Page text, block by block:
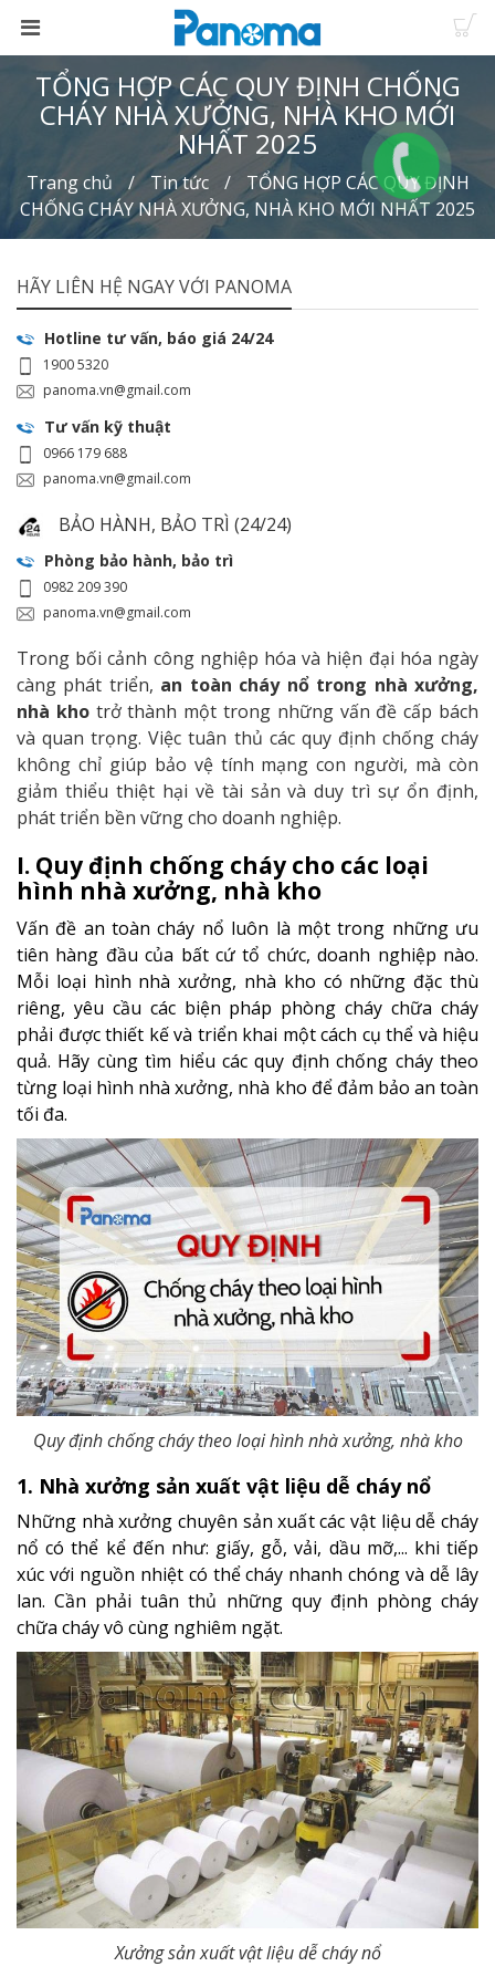
TỔNG HỢP CÁC QUY ĐỊNH CHỐNG
CHÁY NHÀ XƯỞNG, NHÀ KHO MỚI
NHẤT 2025
Trang chủ Tin tức
TỔNG HỢP CÁC QUY ĐỊNH
CHỐNG CHÁY NHÀ XƯỞNG, NHÀ KHO MỚI NHẤT 2025
HÃY LIÊN HỆ NGAY VỚI PANOMA
Hotline tư vấn, báo giá 24/24
1900 5320
panoma.vn@gmail.com
Tư vấn kỹ thuật
0966 179 688
panoma.vn@gmail.com
BẢO HÀNH, BẢO TRÌ (24/24)
Phòng bảo hành, bảo trì
0982 209 390
panoma.vn@gmail.com
Trong bối cảnh công nghiệp hóa và hiện đại hóa ngày
càng phát triển, an toàn cháy nổ trong nhà xưởng,
nhà khotrở thành một trong những vấn đề cấp bách
và quan trọng. Việc tuân thủ các quy định chống cháy
không chỉ giúp bảo vệ tính mạng con người, mà còn
giảm thiểu thiệt hại về tài sản và duy trì sự ổn định,
phát triển bền vững cho doanh nghiệp.
I. Quy định chống cháy cho các loại
hình nhà xưởng, nhà kho
Vấn đề an toàn cháy nổ luôn là một trong những ưu
tiên hàng đầu của bất cứ tổ chức, doanh nghiệp nào.
Mỗi loại hình nhà xưởng, nhà kho có những đặc thù
riêng, yêu cầu các biện pháp phòng cháy chữa cháy
phải được thiết kế và triển khai một cách cụ thể và hiệu
quả. Hãy cùng tìm hiểu các quy định chống cháy theo
từng loại hình nhà xưởng, nhà kho để đảm bảo an toàn
tối đa.
Quy định chống cháy theo loại hình nhà xưởng, nhà kho
1. Nhà xưởng sản xuất vật liệu dễ cháy nổ
Những nhà xưởng chuyên sản xuất các vật liệu dễ cháy
nổ có thể kể đến như: giấy, gỗ, vải, dầu mỡ,... khi tiếp
xúc với nguồn nhiệt có thể cháy nhanh chóng và dễ lây
lan. Cần phải tuân thủ những quy định phòng cháy
chữa cháy vô cùng nghiêm ngặt.
Xưởng sản xuất vật liệu dễ cháy nổ